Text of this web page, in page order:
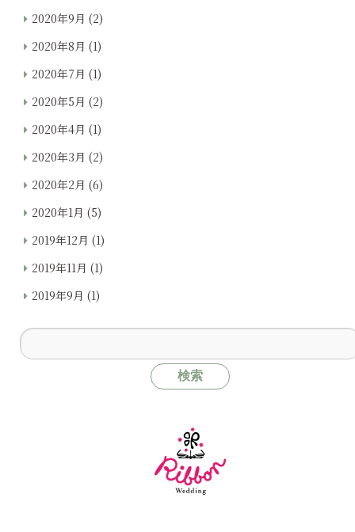
2020年9月 (2)
2020年8月 (1)
2020年7月 (1)
2020年5月 (2)
2020年4月 (1)
2020年3月 (2)
2020年2月 (6)
2020年1月 (5)
2019年12月 (1)
2019年11月 (1)
2019年9月 (1)